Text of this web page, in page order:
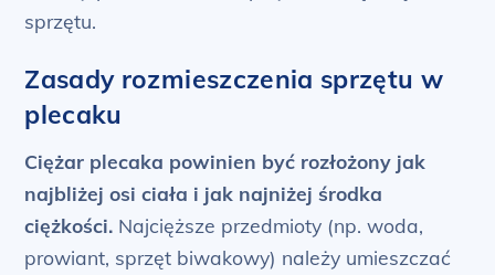
sprzętu.
Zasady rozmieszczenia sprzętu w
plecaku
Ciężar plecaka powinien być rozłożony jak
najbliżej osi ciała i jak najniżej środka
ciężkości. Najcięższe przedmioty (np. woda,
prowiant, sprzęt biwakowy) należy umieszczać